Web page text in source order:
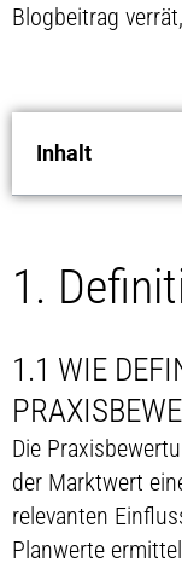
Blogbeitrag
Inhalt
1.
1.1 WIE
Die
der Marktwert
relevanten
Planwerte